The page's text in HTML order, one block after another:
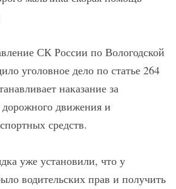
СК России по Вологодской
уголовное дело по статье 264
наказание за
движения и
средств.
уже установили, что у
водительских прав и получить